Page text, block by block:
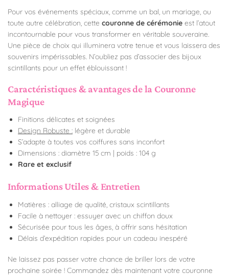
Pour vos événements spéciaux, comme un bal, un mariage, ou
toute autre célébration, cette couronne de cérémonie est l’atout
incontournable pour vous transformer en véritable souveraine.
Une pièce de choix qui illuminera votre tenue et vous laissera des
souvenirs impérissables. N’oubliez pas d’associer des bijoux
scintillants pour un effet éblouissant !
Caractéristiques & avantages de la Couronne
Magique
Finitions délicates et soignées
Design Robuste : légère et durable
S’adapte à toutes vos coiffures sans inconfort
Dimensions : diamètre 15 cm | poids : 104 g
Rare et exclusif
Informations Utiles & Entretien
Matières : alliage de qualité, cristaux scintillants
Facile à nettoyer : essuyer avec un chiffon doux
Sécurisée pour tous les âges, à offrir sans hésitation
Délais d’expédition rapides pour un cadeau inespéré
Ne laissez pas passer votre chance de briller lors de votre
prochaine soirée ! Commandez dès maintenant votre couronne